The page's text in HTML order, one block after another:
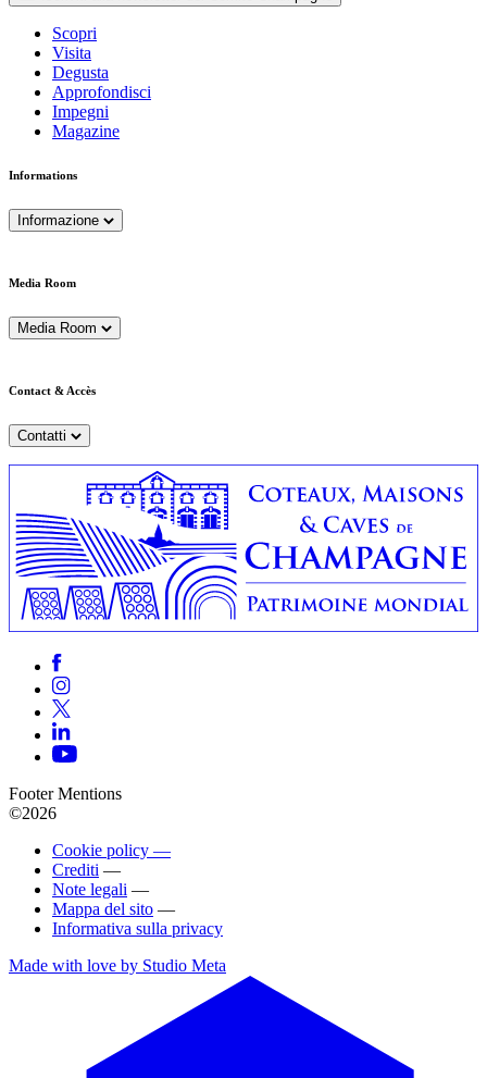
Scopri
Visita
Degusta
Approfondisci
Impegni
Magazine
Informations
Informazione
Media Room
Media Room
Contact & Accès
Contatti
Footer Mentions
©2026
Cookie policy —
Crediti —
Note legali —
Mappa del sito —
Informativa sulla privacy
Made with love by Studio Meta